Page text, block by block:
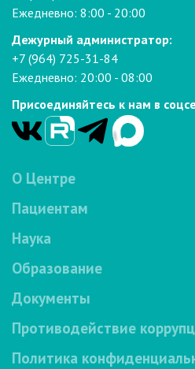
Ежедневно: 8:00 - 20:00
Дежурный администратор:
+7 (964) 725-31-84
Ежедневно: 20:00 - 08:00
Присоединяйтесь к нам в
О Центре
Пациентам
Наука
Образование
Документы
Противодействие
Политика